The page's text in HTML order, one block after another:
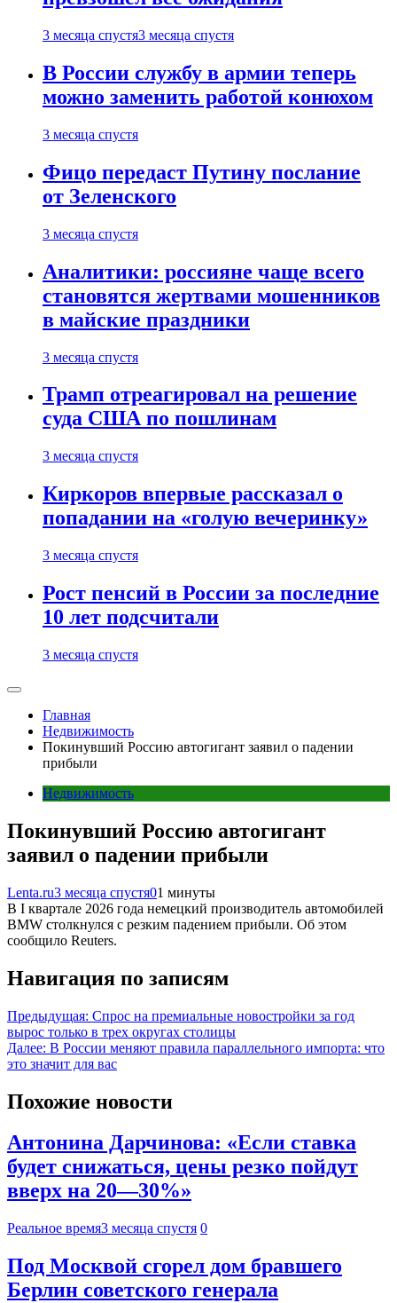
3 месяца спустя3 месяца спустя
В России службу в армии теперь
можно заменить работой конюхом
3 месяца спустя
Фицо передаст Путину послание
от Зеленского
3 месяца спустя
Аналитики: россияне чаще всего
становятся жертвами мошенников
в майские праздники
3 месяца спустя
Трамп отреагировал на решение
суда США по пошлинам
3 месяца спустя
Киркоров впервые рассказал о
попадании на «голую вечеринку»
3 месяца спустя
Рост пенсий в России за последние
10 лет подсчитали
3 месяца спустя
Главная
Недвижимость
Покинувший Россию автогигант заявил о падении
прибыли
Недвижимость
Покинувший Россию автогигант
заявил о падении прибыли
Lenta.ru3 месяца спустя01 минуты
В I квартале 2026 года немецкий производитель автомобилей
BMW столкнулся с резким падением прибыли. Об этом
сообщило Reuters.
Навигация по записям
Предыдущая: Спрос на премиальные новостройки за год
вырос только в трех округах столицы
Далее: В России меняют правила параллельного импорта: что
это значит для вас
Похожие новости
Антонина Дарчинова: «Если ставка
будет снижаться, цены резко пойдут
вверх на 20—30%»
Реальное время3 месяца спустя 0
Под Москвой сгорел дом бравшего
Берлин советского генерала